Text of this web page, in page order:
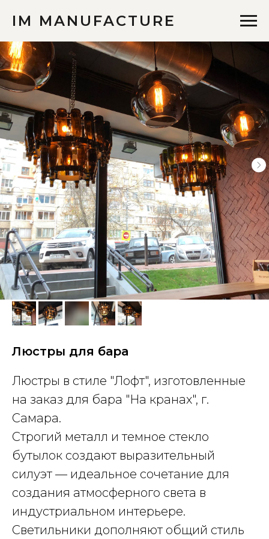
IM MANUFACTURE
Люстры для бара
Люстры в стиле "Лофт", изготовленные
на заказ для бара "На кранах", г.
Самара.
Строгий металл и темное стекло
бутылок создают выразительный
силуэт — идеальное сочетание для
создания атмосферного света в
индустриальном интерьере.
Светильники дополняют общий стиль